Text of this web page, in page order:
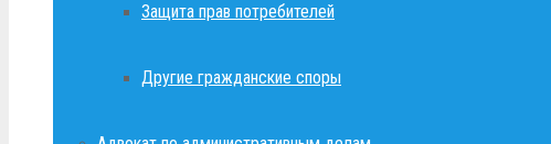
Защита прав потребителей
Другие гражданские споры